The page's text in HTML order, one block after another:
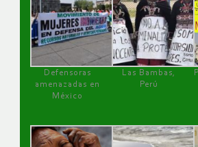
Defensoras
amenazadas en
México
Las Bambas,
Perú